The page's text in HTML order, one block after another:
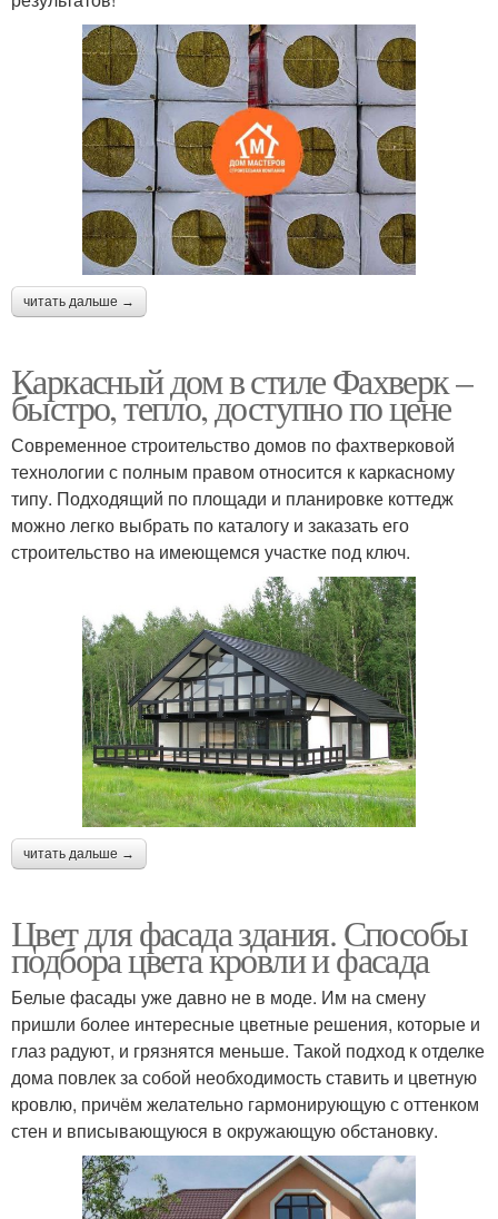
читать дальше →
Каркасный дом в стиле Фахверк –
быстро, тепло, доступно по цене
Современное строительство домов по фахтверковой
технологии с полным правом относится к каркасному
типу. Подходящий по площади и планировке коттедж
можно легко выбрать по каталогу и заказать его
строительство на имеющемся участке под ключ.
читать дальше →
Цвет для фасада здания. Способы
подбора цвета кровли и фасада
Белые фасады уже давно не в моде. Им на смену
пришли более интересные цветные решения, которые и
глаз радуют, и грязнятся меньше. Такой подход к отделке
дома повлек за собой необходимость ставить и цветную
кровлю, причём желательно гармонирующую с оттенком
стен и вписывающуюся в окружающую обстановку.